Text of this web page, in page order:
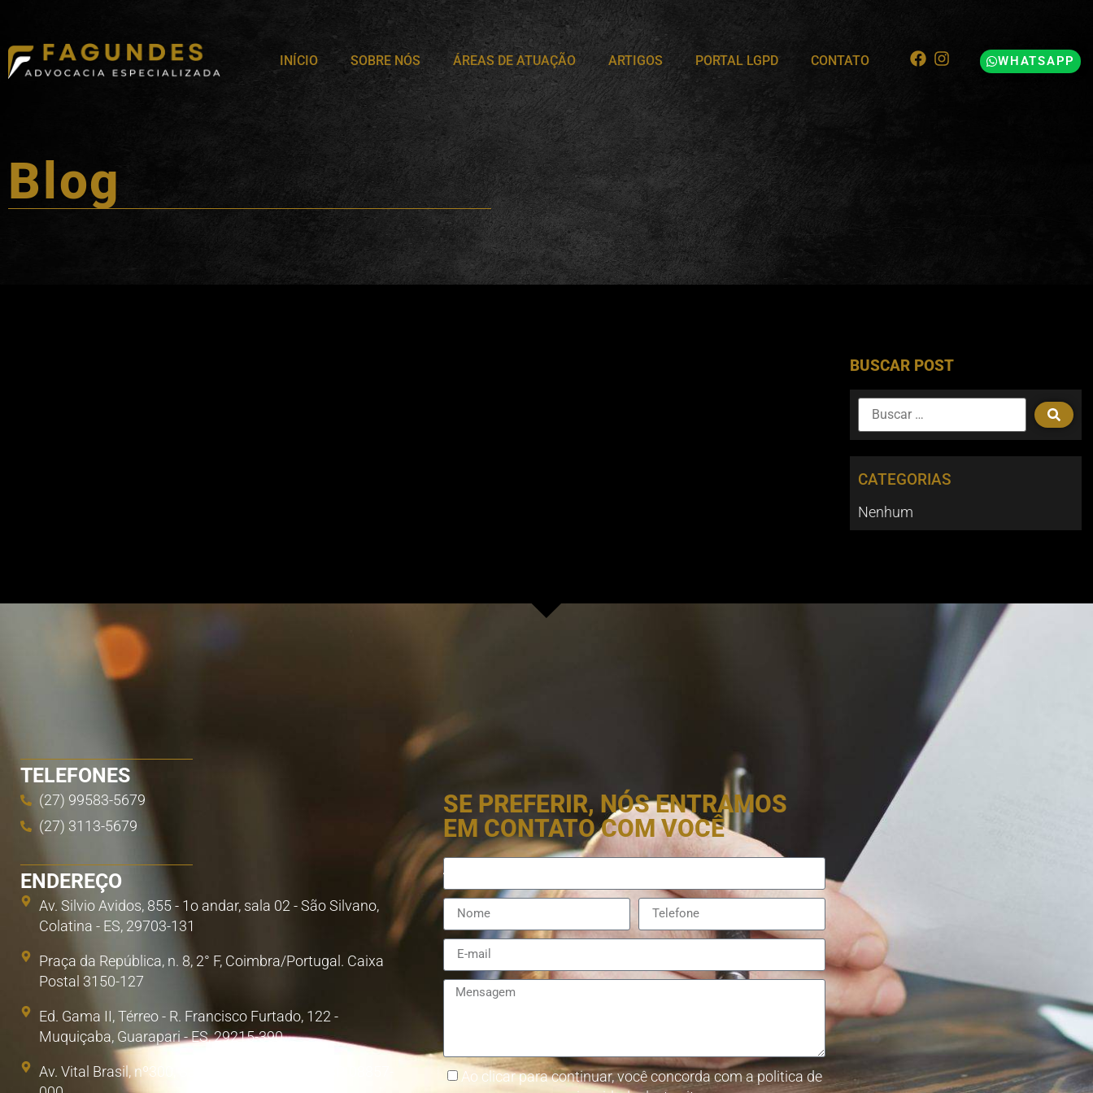
INÍCIO SOBRE NÓS ÁREAS DE ATUAÇÃO ARTIGOS PORTAL LGPD CONTATO WHATSAPP
Blog
BUSCAR POST
CATEGORIAS
Nenhum
TELEFONES
(27) 99583-5679
(27) 3113-5679
ENDEREÇO
Av. Silvio Avidos, 855 - 1o andar, sala 02 - São Silvano,
Colatina - ES, 29703-131
Praça da República, n. 8, 2° F, Coimbra/Portugal. Caixa
Postal 3150-127
Ed. Gama II, Térreo - R. Francisco Furtado, 122 -
Muquiçaba, Guarapari - ES, 29215-390
Av. Vital Brasil, nº300, Sala 1. Poá, São Paulo/SP. 08857-
SE PREFERIR, NÓS ENTRAMOS
EM CONTATO COM VOCÊ
Ao clicar para continuar, você concorda com a politica de